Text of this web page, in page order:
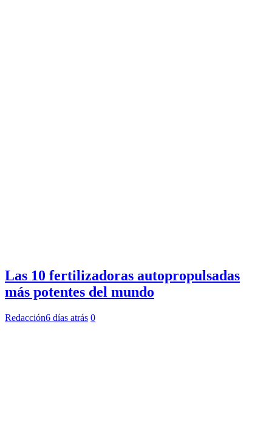
Las 10 fertilizadoras autopropulsadas
más potentes del mundo
Redacción6 días atrás 0